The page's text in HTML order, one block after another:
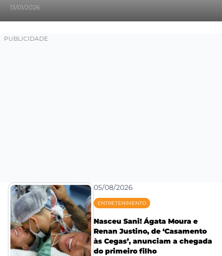
13/01/2026
05/08/2026
ENTRETENIMENTO
Nasceu Sani! Ágata Moura e
Renan Justino, de ‘Casamento
às Cegas’, anunciam a chegada
do primeiro filho